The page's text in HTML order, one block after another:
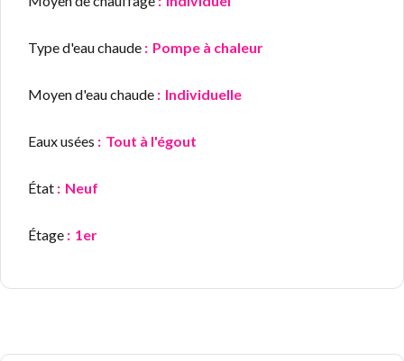
Type d'eau chaude Pompe à chaleur
Moyen d'eau chaude Individuelle
Eaux usées Tout à l'égout
État Neuf
Étage 1er